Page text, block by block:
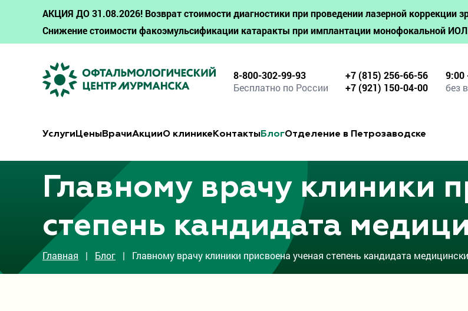
АКЦИЯ ДО 31.08.2026! Возврат стоимости диагностики при проведении лазерной коррекции
Снижение стоимости факоэмульсификации катаракты при имплантации монофокальной ИОЛ
8-800-302-99-93
Бесплатно по России
+7 (815) 256-66-56
+7 (921) 150-04-00
9:00
без
УслугиЦеныВрачиАкцииО клиникеКонтактыБлогОтделение в Петрозаводске
Главному врачу клиники
степень кандидата
Главная | Блог | Главному врачу клиники присвоена ученая степень кандидата